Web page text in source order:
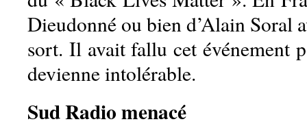
Dieudonné ou bien d’Alain Soral
sort. Il avait fallu cet événement
devienne intolérable.
Sud Radio menacé